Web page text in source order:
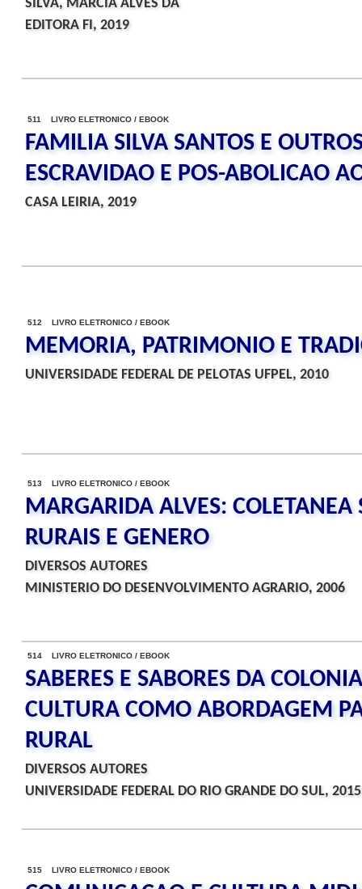
SILVA, MARCIA ALVES DA
EDITORA FI, 2019
511 LIVRO ELETRONICO / EBOOK
FAMILIA SILVA SANTOS E
ESCRAVIDAO E POS-ABOLICAO
CASA LEIRIA, 2019
512 LIVRO ELETRONICO / EBOOK
MEMORIA, PATRIMONIO E
UNIVERSIDADE FEDERAL DE PELOTAS UFPEL, 2010
513 LIVRO ELETRONICO / EBOOK
MARGARIDA ALVES: COLETANEA
RURAIS E GENERO
DIVERSOS AUTORES
MINISTERIO DO DESENVOLVIMENTO AGRARIO, 2006
514 LIVRO ELETRONICO / EBOOK
SABERES E SABORES DA
CULTURA COMO ABORDAGEM
RURAL
DIVERSOS AUTORES
UNIVERSIDADE FEDERAL DO RIO GRANDE DO SUL, 2015
515 LIVRO ELETRONICO / EBOOK